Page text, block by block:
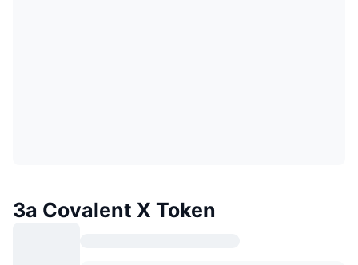
За Covalent X Token